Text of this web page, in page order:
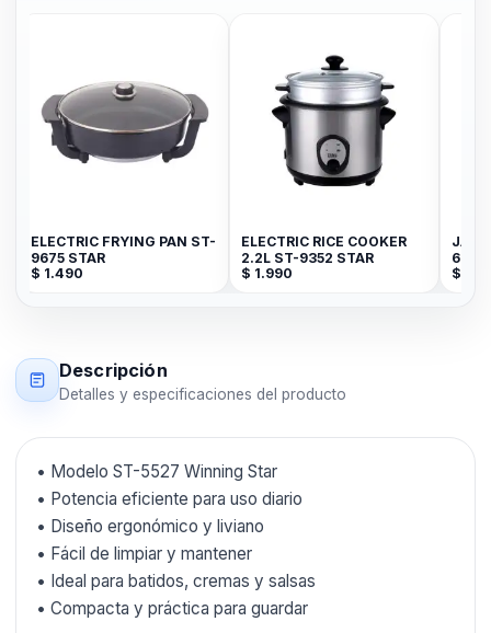
ELECTRIC FRYING PAN ST-
9675 STAR
$ 1.490
ELECTRIC RICE COOKER
2.2L ST-9352 STAR
$ 1.990
6011
$
Descripción
Detalles y especificaciones del producto
• Modelo ST-5527 Winning Star
• Potencia eficiente para uso diario
• Diseño ergonómico y liviano
• Fácil de limpiar y mantener
• Ideal para batidos, cremas y salsas
• Compacta y práctica para guardar